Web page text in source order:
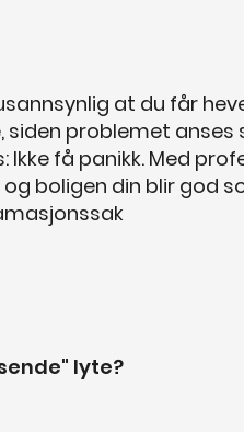
at du får
siden problemet anses
få panikk. Med
boligen din blir god
lyte?